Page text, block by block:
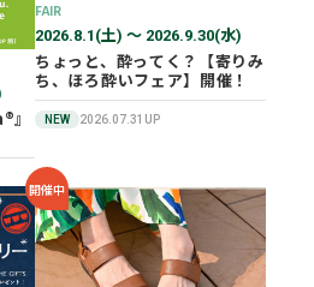
』
FAIR
2026.8.1(土) 〜 2026.9.30(水)
ちょっと、酔ってく？【寄りみ
ち、ほろ酔いフェア】開催！
NEW 2026.07.31UP
開催中